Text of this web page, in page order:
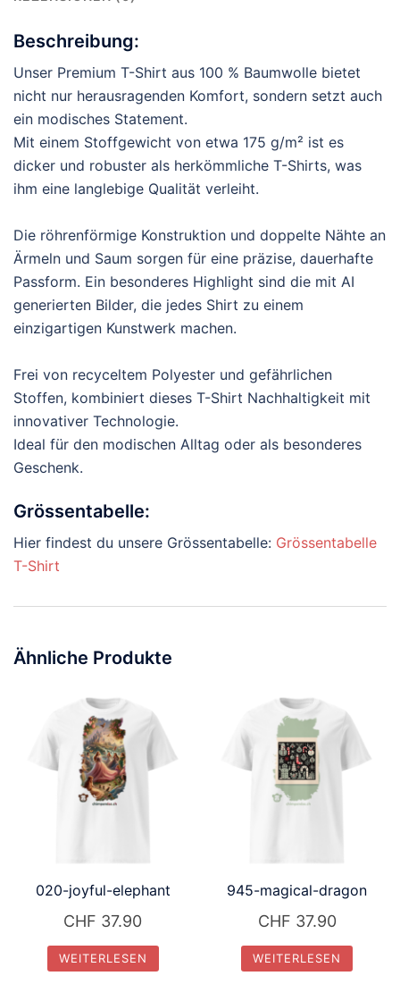
Beschreibung:
Unser Premium T-Shirt aus 100 % Baumwolle bietet
nicht nur herausragenden Komfort, sondern setzt auch
ein modisches Statement.
Mit einem Stoffgewicht von etwa 175 g/m² ist es
dicker und robuster als herkömmliche T-Shirts, was
ihm eine langlebige Qualität verleiht.
Die röhrenförmige Konstruktion und doppelte Nähte an
Ärmeln und Saum sorgen für eine präzise, dauerhafte
Passform. Ein besonderes Highlight sind die mit AI
generierten Bilder, die jedes Shirt zu einem
einzigartigen Kunstwerk machen.
Frei von recyceltem Polyester und gefährlichen
Stoffen, kombiniert dieses T-Shirt Nachhaltigkeit mit
innovativer Technologie.
Ideal für den modischen Alltag oder als besonderes
Geschenk.
Grössentabelle:
Hier findest du unsere Grössentabelle: Grössentabelle
T-Shirt
Ähnliche Produkte
020-joyful-elephant
CHF 37.90
WEITERLESEN
945-magical-dragon
CHF 37.90
WEITERLESEN